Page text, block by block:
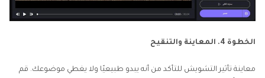
الخطوة 4. المعاينة والتنقيح
معاينة تأثير التشويش للتأكد من أنه يبدو طبيعيًا ولا يغطي موضوعك. قم